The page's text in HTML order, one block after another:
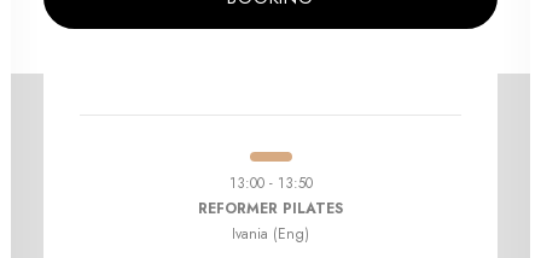
REFORMER PILATES
13:00 - 13:50
REFORMER PILATES
Ivania (Eng)